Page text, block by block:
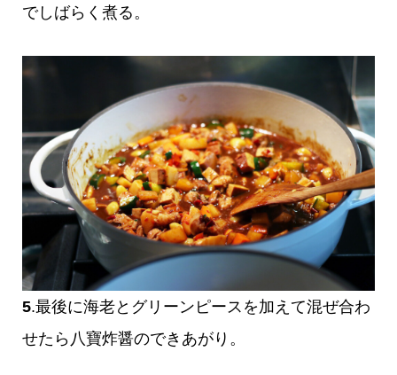
でしばらく煮る。
5.最後に海老とグリーンピースを加えて混ぜ合わ
せたら八寶炸醤のできあがり。